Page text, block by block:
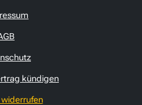
kündigen